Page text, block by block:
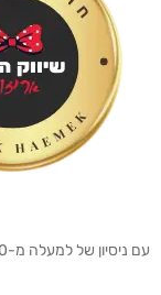
עם ניסיון של למעלה מ-30 שנים,